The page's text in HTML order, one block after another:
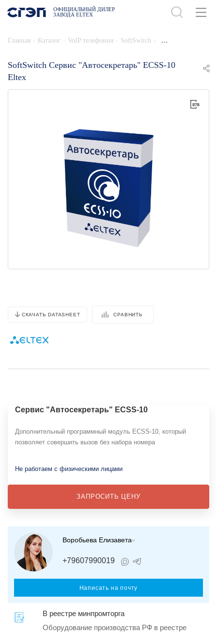
ОФИЦИАЛЬНЫЙ ДИЛЕР
ЗАВОДА ELTEX
Главная - Каталог - VoIP телефония - SoftSwitch -
SoftSwitch Сервис "Автосекретарь" ECSS-10
Eltex
СКАЧАТЬ DATASHEET СРАВНИТЬ
Сервис "Автосекретарь" ECSS-10
Дополнительный программный модуль ECSS-10, который
позволяет совершить вызов без набора номера
Не работаем с физическими лицами
ЗАПРОСИТЬ ЦЕНУ
Воробьева Елизавета
+79607990019
Написать на почту
В реестре минпромторга
Оборудование производства РФ в реестре